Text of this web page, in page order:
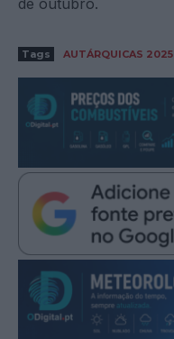
Tags AUTÁRQUICAS 2025